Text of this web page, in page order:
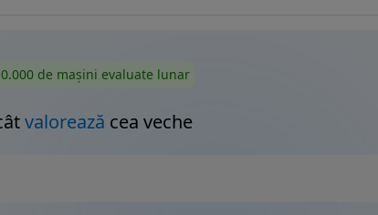
de mașini evaluate lunar
valorează cea veche